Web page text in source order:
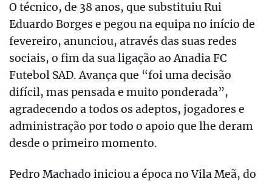
O técnico, de 38 anos, que substituiu Rui
Eduardo Borges e pegou na equipa no início de
fevereiro, anunciou, através das suas redes
sociais, o fim da sua ligação ao Anadia FC
Futebol SAD. Avança que “foi uma decisão
difícil, mas pensada e muito ponderada”,
agradecendo a todos os adeptos, jogadores e
administração por todo o apoio que lhe deram
desde o primeiro momento.
Pedro Machado iniciou a época no Vila Meã, do